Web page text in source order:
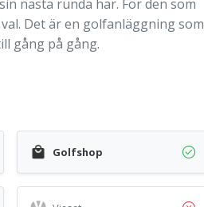
nästa runda här. För den som
Det är en golfanläggning som
gång på gång.
Golfshop